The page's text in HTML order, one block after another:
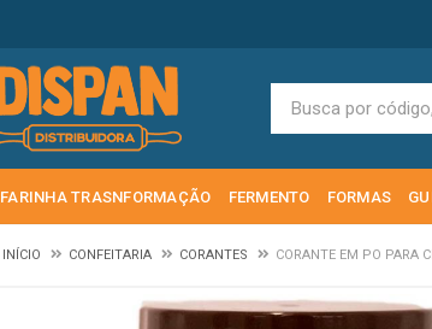
FARINHA TRASNFORMAÇÃO FERMENTO FORMAS
INÍCIO CONFEITARIA CORANTES CORANTE EM PO PARA